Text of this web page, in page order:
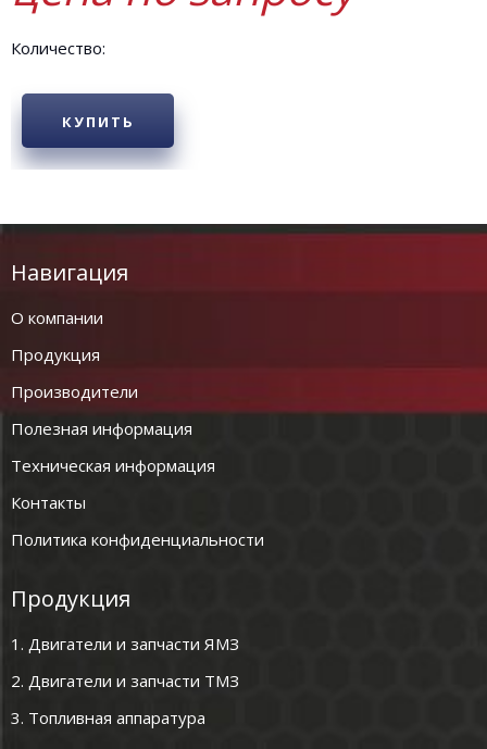
Количество:
КУПИТЬ
Навигация
О компании
Продукция
Производители
Полезная информация
Техническая информация
Контакты
Политика конфиденциальности
Продукция
1. Двигатели и запчасти ЯМЗ
2. Двигатели и запчасти ТМЗ
3. Топливная аппаратура